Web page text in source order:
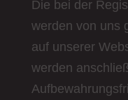
Die bei der
werden von uns
auf unserer
werden